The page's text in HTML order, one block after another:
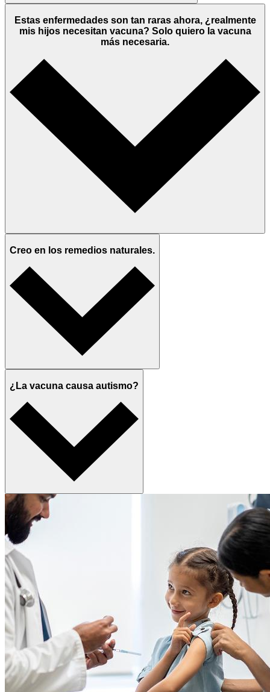
Estas enfermedades son tan raras ahora, ¿realmente
mis hijos necesitan vacuna? Solo quiero la vacuna
más necesaria.
Creo en los remedios naturales.
¿La vacuna causa autismo?